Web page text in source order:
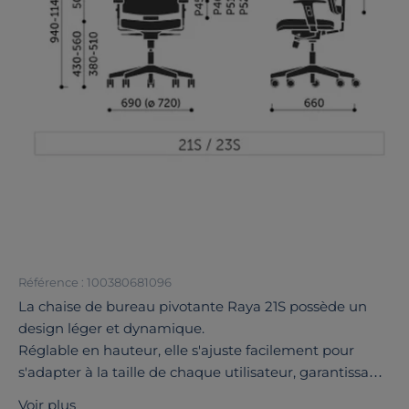
Référence : 100380681096
La chaise de bureau pivotante Raya 21S possède un
design léger et dynamique.
Réglable en hauteur, elle s'ajuste facilement pour
s'adapter à la taille de chaque utilisateur, garantissant
Voir plus